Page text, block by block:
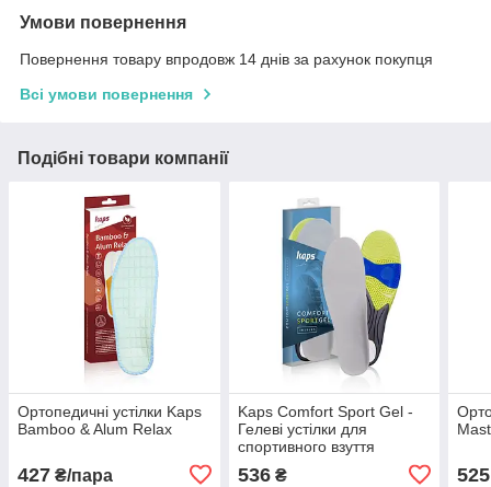
Умови повернення
Повернення товару впродовж 14 днів за рахунок покупця
Всі умови повернення
Подібні товари компанії
Ортопедичні устілки Kaps
Bamboo & Alum Relax
427 ₴/пара
Kaps Comfort Sport Gel -
Гелеві устілки для
спортивного взуття
536₴ 525